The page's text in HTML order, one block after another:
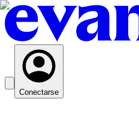
Conectarse